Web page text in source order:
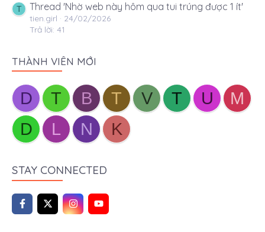
T Thread 'Nhờ web này hôm qua tui trúng được 1 ít'
tien.girl
24/02/2026
Trả lời: 41
THÀNH VIÊN MỚI
D T B T V T U
M
D
L N K
STAY CONNECTED